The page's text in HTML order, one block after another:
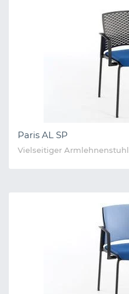
Paris AL SP
Vielseitiger Armlehnenstuhl